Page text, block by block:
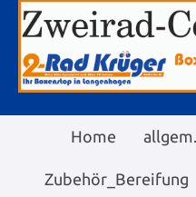
Home
Zubehör_Bereifung